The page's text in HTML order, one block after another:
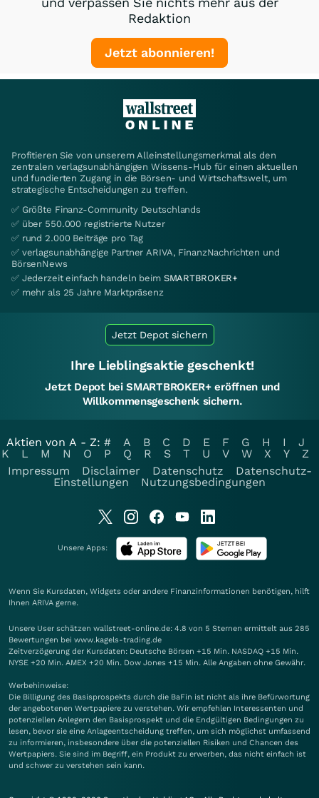
Redaktion
Jetzt abonnieren!
Profitieren Sie von unserem Alleinstellungsmerkmal als den
zentralen verlagsunabhängigen Wissens-Hub für einen aktuellen
und fundierten Zugang in die Börsen- und Wirtschaftswelt, um
strategische Entscheidungen zu treffen.
✅ Größte Finanz-Community Deutschlands
✅ über 550.000 registrierte Nutzer
✅ rund 2.000 Beiträge pro Tag
✅ verlagsunabhängige Partner ARIVA, FinanzNachrichten und
BörsenNews
✅ Jederzeit einfach handeln beim SMARTBROKER+
✅ mehr als 25 Jahre Marktpräsenz
Jetzt Depot sichern
Ihre Lieblingsaktie geschenkt!
Jetzt Depot bei SMARTBROKER+ eröffnen und
Willkommensgeschenk sichern.
Aktien von A - Z: # A B C D E F G H I
J
K
L M N O P Q R S T U V W X Y
Z
Impressum
Disclaimer Datenschutz
Datenschutz-
Einstellungen
Nutzungsbedingungen
Unsere Apps:
Wenn Sie Kursdaten, Widgets oder andere Finanzinformationen benötigen, hilft
Ihnen ARIVA gerne.
Unsere User schätzen wallstreet-online.de: 4.8 von 5 Sternen ermittelt aus 285
Bewertungen bei www.kagels-trading.de
Zeitverzögerung der Kursdaten: Deutsche Börsen +15 Min. NASDAQ +15 Min.
NYSE +20 Min. AMEX +20 Min. Dow Jones +15 Min. Alle Angaben ohne Gewähr.
Werbehinweise:
Die Billigung des Basisprospekts durch die BaFin ist nicht als ihre Befürwortung
der angebotenen Wertpapiere zu verstehen. Wir empfehlen Interessenten und
potenziellen Anlegern den Basisprospekt und die Endgültigen Bedingungen zu
lesen, bevor sie eine Anlageentscheidung treffen, um sich möglichst umfassend
zu informieren, insbesondere über die potenziellen Risiken und Chancen des
Wertpapiers. Sie sind im Begriff, ein Produkt zu erwerben, das nicht einfach ist
und schwer zu verstehen sein kann.